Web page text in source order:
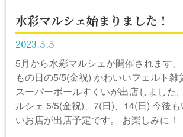
水彩マルシェ始まりました！
2023.5.5
5月から水彩マルシェが開催されます
もの日の5/5(金祝) かわいいフェルト雑
スーパーボールすくいが出店しました
ルシェ 5/5(金祝)、7(日)、14(日) 今後
いお店が出店予定です。 お楽しみに！